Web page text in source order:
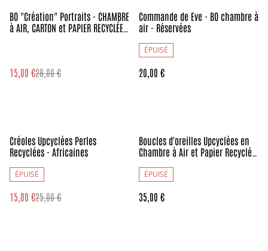
%
BO "Création" Portraits - CHAMBRE
à AIR, CARTON et PAPIER RECYCLÉES
15,00 €28,00 €
Commande de Eve - BO chambre à
air - Réservées
ÉPUISÉ
20,00 €
%
Créoles Upcyclées Perles
Recyclées - Africaines
ÉPUISÉ
15,00 €25,00 €
Boucles d'oreilles Upcyclées en
Chambre à Air et Papier Recyclés
ÉPUISÉ
35,00 €